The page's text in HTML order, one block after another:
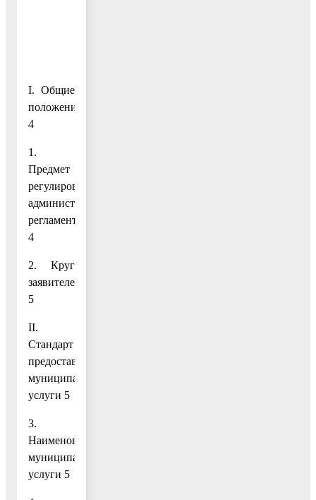
I. Общие
положения
4
1.
Предмет
регулирования
административного
регламента
4
2. Круг
заявителей
5
II.
Стандарт
предоставления
муниципальной
услуги 5
3.
Наименование
муниципальной
услуги 5